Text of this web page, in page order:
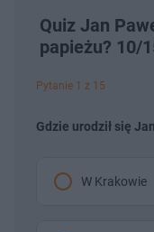
Quiz Jan
papieżu? 10/
Pytanie 1 z 15
Gdzie urodził się
W Krakowie